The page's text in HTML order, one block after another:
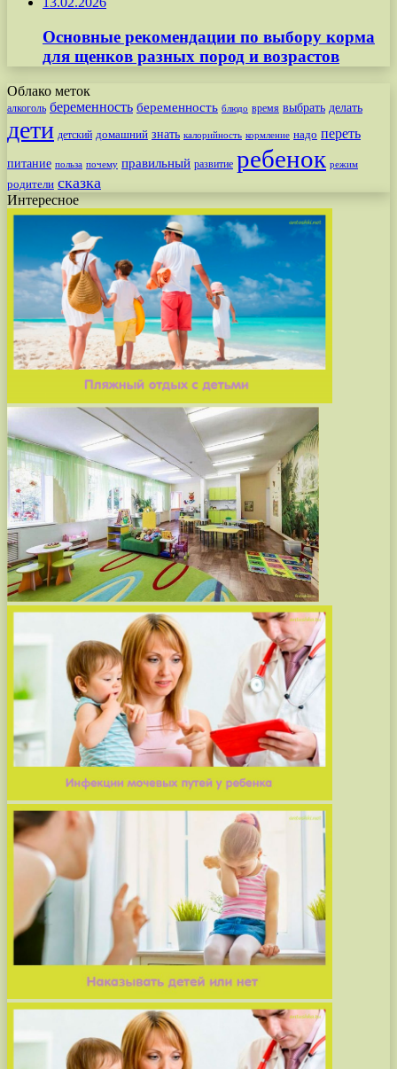
Основные рекомендации по выбору корма
для щенков разных пород и возрастов
Облако меток
алкоголь беременность беременность блюдо время выбрать делать
дети детский домашний знать калорийность кормление надо переть
питание польза почему правильный развитие ребенок режим
родители сказка
Интересное